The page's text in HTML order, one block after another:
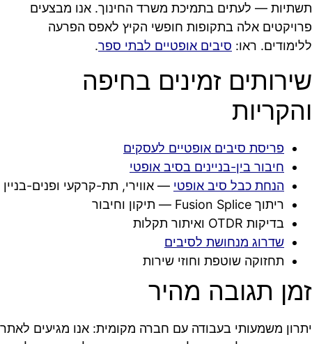
תשתיות — לעתים בתמיכת משרד החינוך. אנו מבצעים
פרויקטים אלה בתקופות חופשי הקיץ לאפס הפרעה
ללימודים. ראו: סיבים אופטיים לבתי ספר.
שירותים זמינים בחיפה
והקריות
פריסת סיבים אופטיים לעסקים
חיבור בין-בניינים בסיב אופטי
הנחת כבל סיב אופטי — אווירי, תת-קרקעי ופנים-בניין
ריתוך Fusion Splice — תיקון וחיבור
בדיקות OTDR ואיתור תקלות
שדרוג מנחושת לסיבים
תחזוקה שוטפת וחוזי שירות
זמן תגובה מהיר
יתרון משמעותי בעבודה עם חברה מקומית: אנו מגיעים לאתר